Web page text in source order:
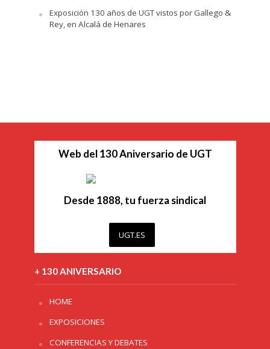
Exposición 130 años de UGT vistos por Gallego &
Rey, en Alcalá de Henares
Web del 130 Aniversario de UGT
Desde 1888, tu fuerza sindical
UGT.ES
+ 130 ANIVERSARIO
HOME
EXPOSICIONES
CONFERENCIAS Y DEBATES